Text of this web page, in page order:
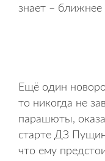
знает –
Ещё один
то никогда не
парашюты,
старте ДЗ
что ему